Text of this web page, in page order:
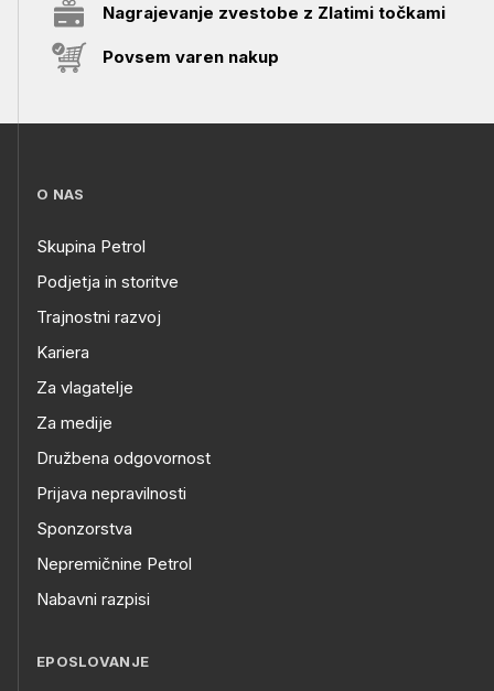
Nagrajevanje zvestobe z Zlatimi točkami
Povsem varen nakup
O NAS
Skupina Petrol
Podjetja in storitve
Trajnostni razvoj
Kariera
Za vlagatelje
Za medije
Družbena odgovornost
Prijava nepravilnosti
Sponzorstva
Nepremičnine Petrol
Nabavni razpisi
EPOSLOVANJE